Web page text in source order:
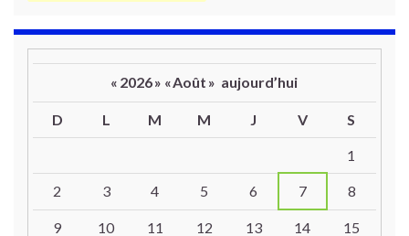
« 2026» «Août » aujourd’hui
D L M M J V S
1
2 3 4 5 6 7 8
9 10 11 12 13 14 15